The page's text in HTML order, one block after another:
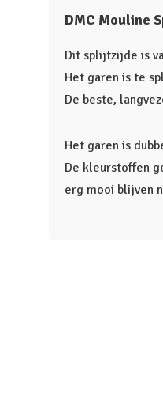
DMC Mouline
Dit splijtzijde is
Het garen is te
De beste,
Het garen is
De kleurstoffen
erg mooi blijven